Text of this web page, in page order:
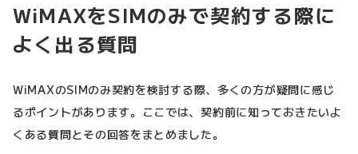
WiMAXをSIMのみで契約する際に
よく出る質問
WiMAXのSIMのみ契約を検討する際、多くの方が疑問に感じ
るポイントがあります。ここでは、契約前に知っておきたいよ
くある質問とその回答をまとめました。